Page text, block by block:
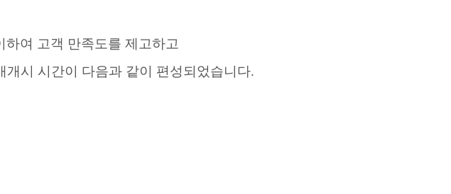
여 고객 만족도를 제고하고
개시 시간이 다음과 같이 편성되었습니다.